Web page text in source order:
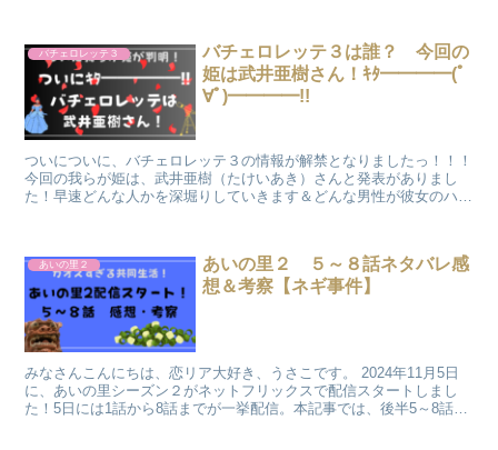
バチェロレッテ３
バチェロレッテ３は誰？ 今回の
姫は武井亜樹さん！ｷﾀ━━━━(ﾟ
∀ﾟ)━━━━!!
ついについに、バチェロレッテ３の情報が解禁となりましたっ！！！
今回の我らが姫は、武井亜樹（たけいあき）さんと発表がありまし
た！早速どんな人かを深堀りしていきます＆どんな男性が彼女のハー
あいの里２
あいの里２ ５～８話ネタバレ感
想＆考察【ネギ事件】
みなさんこんにちは、恋リア大好き、うさこです。 2024年11月5日
に、あいの里シーズン２がネットフリックスで配信スタートしまし
た！5日には1話から8話までが一挙配信。本記事では、後半5～8話の